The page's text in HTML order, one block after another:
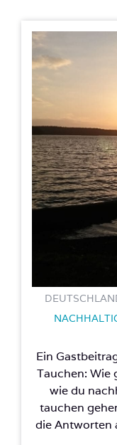
Ein
Tauchen: Wie
wie du
tauchen
die Antworten